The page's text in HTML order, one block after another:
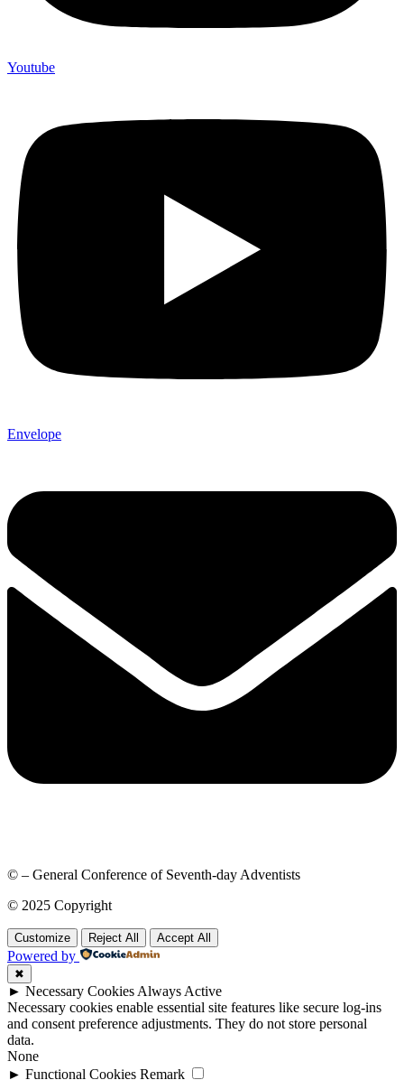
Youtube
Envelope
© – General Conference of Seventh-day Adventists
© 2025 Copyright
Customize Reject All Accept All
Powered by
✖
► Necessary Cookies Always Active
Necessary cookies enable essential site features like secure log-ins
and consent preference adjustments. They do not store personal
data.
None
► Functional Cookies Remark